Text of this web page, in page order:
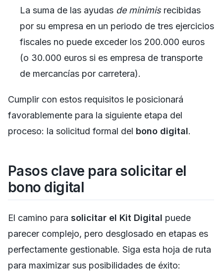
La suma de las ayudas de minimisrecibidas
por su empresa en un periodo de tres ejercicios
fiscales no puede exceder los 200.000 euros
(o 30.000 euros si es empresa de transporte
de mercancías por carretera).
Cumplir con estos requisitos le posicionará
favorablemente para la siguiente etapa del
proceso: la solicitud formal del bono digital.
Pasos clave para solicitar el
bono digital
El camino para solicitar el Kit Digital puede
parecer complejo, pero desglosado en etapas es
perfectamente gestionable. Siga esta hoja de ruta
para maximizar sus posibilidades de éxito: